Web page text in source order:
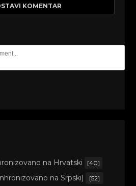
KOMENTAR
na Hrvatski [40]
na Srpski) [52]